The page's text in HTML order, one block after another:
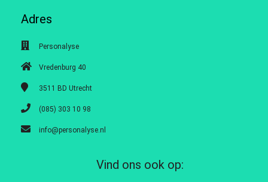
Adres
Personalyse
Vredenburg 40
3511 BD Utrecht
(085) 303 10 98
info@personalyse.nl
Vind ons ook op: